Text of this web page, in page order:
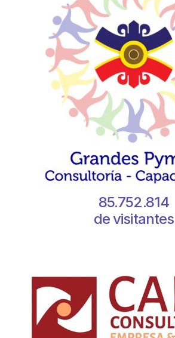
85.752.814
de visitantes